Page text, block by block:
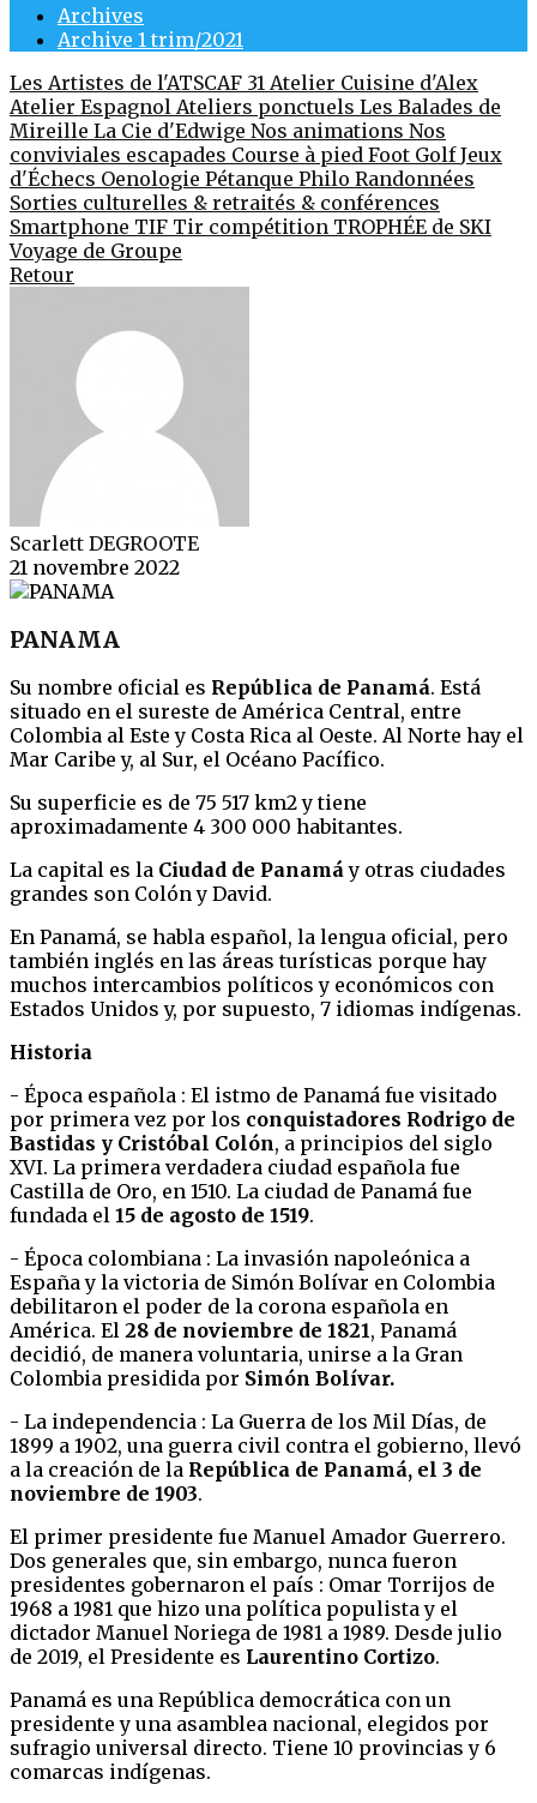
Archives
Archive 1 trim/2021
Les Artistes de l'ATSCAF 31 Atelier Cuisine d'Alex
Atelier Espagnol Ateliers ponctuels Les Balades de
Mireille La Cie d'Edwige Nos animations Nos
conviviales escapades Course à pied Foot GolfJeux
d'Échecs Oenologie Pétanque Philo Randonnées
Sorties culturelles & retraités & conférences
Smartphone TIF Tir compétition TROPHÉE de SKI
Voyage de Groupe
Retour
Scarlett DEGROOTE
21 novembre 2022
PANAMA
Su nombre oficial es República de Panamá. Está
situado en el sureste de América Central, entre
Colombia al Este y Costa Rica al Oeste. Al Norte hay el
Mar Caribe y, al Sur, el Océano Pacífico.
Su superficie es de 75 517 km2 y tiene
aproximadamente 4 300 000 habitantes.
La capital es la Ciudad de Panamáy otras ciudades
grandes son Colón y David.
En Panamá, se habla español, la lengua oficial, pero
también inglés en las áreas turísticas porque hay
muchos intercambios políticos y económicos con
Estados Unidos y, por supuesto, 7 idiomas indígenas.
Historia
- Época española : El istmo de Panamá fue visitado
por primera vez por los conquistadores Rodrigo de
Bastidas y Cristóbal Colón, a principios del siglo
XVI. La primera verdadera ciudad española fue
Castilla de Oro, en 1510. La ciudad de Panamá fue
fundada el 15 de agosto de 1519.
- Época colombiana : La invasión napoleónica a
España y la victoria de Simón Bolívar en Colombia
debilitaron el poder de la corona española en
América. El 28 de noviembre de 1821, Panamá
decidió, de manera voluntaria, unirse a la Gran
Colombia presidida por Simón Bolívar.
- La independencia : La Guerra de los Mil Días, de
1899 a 1902, una guerra civil contra el gobierno, llevó
a la creación de la República de Panamá, el 3 de
noviembre de 1903.
El primer presidente fue Manuel Amador Guerrero.
Dos generales que, sin embargo, nunca fueron
presidentes gobernaron el país : Omar Torrijos de
1968 a 1981 que hizo una política populista y el
dictador Manuel Noriega de 1981 a 1989. Desde julio
de 2019, el Presidente es Laurentino Cortizo.
Panamá es una República democrática con un
presidente y una asamblea nacional, elegidos por
sufragio universal directo. Tiene 10 provincias y 6
comarcas indígenas.